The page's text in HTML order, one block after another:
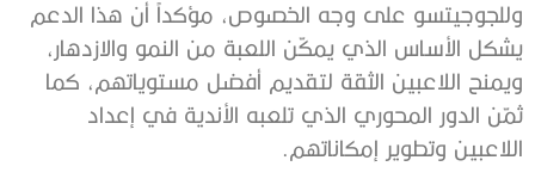
وللجوجيتسو على وجه الخصوص، مؤكداً أن هذا الدعم
يشكل الأساس الذي يمكّن اللعبة من النمو والازدهار،
ويمنح اللاعبين الثقة لتقديم أفضل مستوياتهم، كما
ثمّن الدور المحوري الذي تلعبه الأندية في إعداد
اللاعبين وتطوير إمكاناتهم.